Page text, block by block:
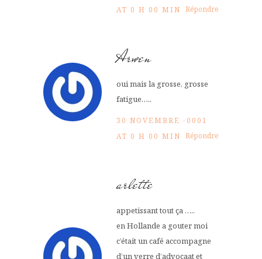
AT 0 H 00 MIN Répondre
Arwen
oui mais la grosse, grosse
fatigue…..
30 NOVEMBRE -0001
AT 0 H 00 MIN Répondre
arlette
appetissant tout ça …..
en Hollande a gouter moi
c’était un café accompagne
d’un verre d’advocaat et